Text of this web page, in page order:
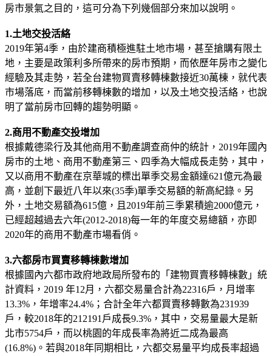
房市景氣之目的，這可分為下列幾個部分來加以說明。
1.土地交投活絡
2019年第4季，由於建商積極進駐土地市場，甚至搶購有限土
地，主要是政策利多所帶來的房市預期，而依歷年房市之變化
經驗及其走勢，若全台建物買賣移轉棟數接近30萬棟，就代表
市場落底，而當前移轉棟數的增加，以及土地交投活絡，也說
明了當前房市回轉的趨勢明顯。
2.商用不動產交投增加
根據戴德梁行及其他商用不動產調查商仲的統計，2019年國內
房市的土地、商用不動產第三、四季為大幅成長走勢，其中，
又以商用不動產在京華城的標出單季交易金額達621億元為最
高，並創下最近八年以來(35季)單季交易額的新高紀錄。另
外，土地交易額為615億，且2019年前三季累積逾2000億元，
已經超越過去六年(2012-2018)每一年的年度交易總額，亦即
2020年的商用不動產市場看俏。
3.六都房市買賣移轉棟數增加
根據國內六都市政府地政局所發布的「建物買賣移轉棟數」統
計資料，2019 年12月，六都交易量合計為22316戶，月增率
13.3%，年增率24.4%；合計全年六都買賣移轉數為231939
戶，較2018年的212191戶成長9.3%，其中，交易量最大是新
北市5754戶，而以桃園的年成長率為將近二成為最高
(16.8%)。若與2018年同期相比，六都交易量平均成長率超過